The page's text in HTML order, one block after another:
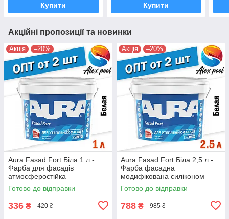
Купити Купити
Акційні пропозиції та новинки
Акція –20%
Aura Fasad Fort Біла 1 л -
Фарба для фасадів
атмосферостійка
модифікована силіконом
Готово до відправки
336 ₴ 420 ₴
Акція –20%
Aura Fasad Fort Біла 2,5 л -
Фарба фасадна
модифікована силіконом
атмосферостійка
Готово до відправки
788 ₴ 985 ₴